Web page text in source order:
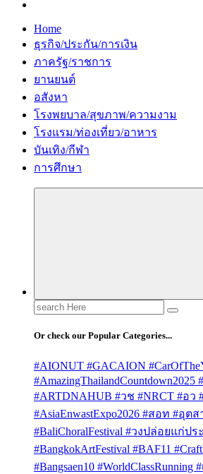
Home
ธุรกิจ/ประกัน/การเงิน
ภาครัฐ/ราชการ
ยานยนต์
อสังหา
โรงพยบาล/สุขภาพ/ความงาม
โรงแรม/ท่องเที่ยว/อาหาร
บันเทิง/กีฬา
การศึกษา
Search
for:
Or check our Popular Categories...
#AIONUT #GACAION
#ARTDNAHUB #วช #NRCT #อ
#AsiaEnwastExpo2026 #สอท #อุต
#BaliChoralFestival #วงปล่อยแก่ป
#BangkokArtFestival #BAF11
#Bangsaen10